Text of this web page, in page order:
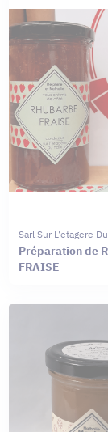
Sarl Sur L'etagere
Préparation de
FRAISE